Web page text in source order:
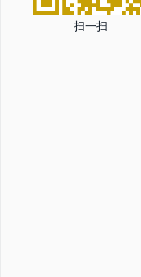
扫一扫